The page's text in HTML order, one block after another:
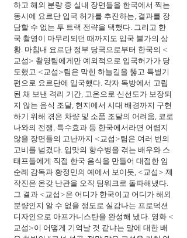
하고 해외 분량 중 실내 장면들을 한국에서 찍는
동시에 요르단 입국 허가를 추진하는, 결과를 장
담할 수 없는 투 트랙 전략을 택했다. 그리고 한
국 촬영이 마무리되던 때까지도 입국 불가의 상
황. 마침내 요르단 정부 당국으로부터 한국의 <
교섭> 촬영팀에게만 예외적으로 입국허가가 당
도했고 <교섭>팀은 막힌 하늘길을 뚫고 특별기
편으로 요르단에 입국했다. 각자 독방에서 고립
된 채 보낸 격리 기간, 고온으로 신선도가 보장되
지 않는 음식 조달, 현지에서 시대 배경까지 구현
하기 위해 겪은 차량 및 소품 조달의 어려움, 코로
나와의 전쟁, 특수효과 등 한국에서라면 어렵지
않을 장면들의 고난까지 <교섭>팀은 여러 번의
고비를 넘겼다. 입맛의 향수병을 겪는 배우와 스
태프들에게 직접 한국 음식을 만들어 대접한 임
순례 감독과 황정민의 예에서 보이듯, <교섭> 제
작진은 온갖 난관을 오직 팀워크로 돌파해냈다.
그 결과 <교섭>은 어디가 한국이고 어디가 해외
분량인지 알 수 없을 정도로 실감나는 프로덕션
디자인으로 아프가니스탄을 완성해 냈다. 영화 <
교섭>이 어떻게 기억날 것 같냐는 말에 대한 배